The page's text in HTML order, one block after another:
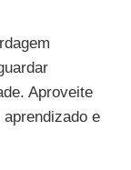
Aproveite
e